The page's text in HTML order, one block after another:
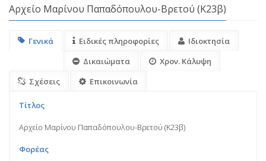
Αρχείο Μαρίνου Παπαδόπουλου-Βρετού (Κ23β)
Γενικά Ειδικές πληροφορίες
Ιδιοκτησία
Δικαιώματα
Χρον. Κάλυψη
Σχέσεις
Επικοινωνία
Τίτλος
Αρχείο Μαρίνου Παπαδόπουλου-Βρετού (Κ23β)
Φορέας